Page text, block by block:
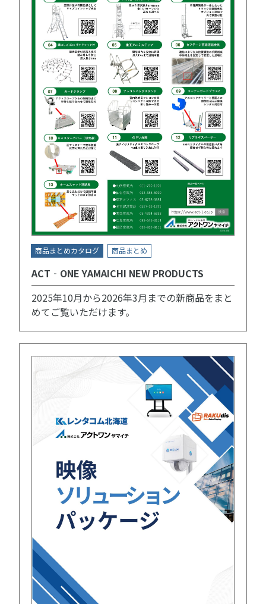
商品まとめカタログ 商品まとめ
ACT‐ONE YAMAICHI NEW PRODUCTS
2025年10月から2026年3月までの新商品をまと
めてご覧いただけます。